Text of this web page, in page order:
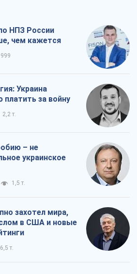
НПЗ России
чем кажется
999
Украина
платить за войну
2,2 т.
– не
украинское
1,5 т.
захотел мира,
в США и новые
6,5 т.